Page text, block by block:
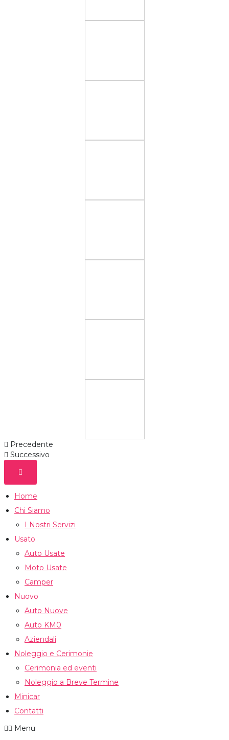
Precedente
Successivo
Home
Chi Siamo
I Nostri Servizi
Usato
Auto Usate
Moto Usate
Camper
Nuovo
Auto Nuove
Auto KM0
Aziendali
Noleggio e Cerimonie
Cerimonia ed eventi
Noleggio a Breve Termine
Minicar
Contatti
Menu